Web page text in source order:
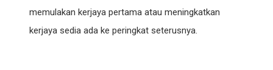
memulakan kerjaya pertama atau meningkatkan
kerjaya sedia ada ke peringkat seterusnya.